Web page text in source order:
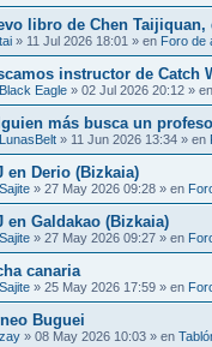
libro de Chen
tai » 11 Jul 2026 18:01 » en Foro de
instructor de Catch
Black Eagle » 02 Jul 2026 20:12 » en
más busca un
LunasBelt » 11 Jun 2026 13:34 » en
en Derio (Bizkaia)
Sajite » 27 May 2026 09:28 » en
en Galdakao (Bizkaia)
Sajite » 27 May 2026 09:27 » en
canaria
Sajite » 25 May 2026 17:59 » en
Buguei
zay » 08 May 2026 10:03 » en